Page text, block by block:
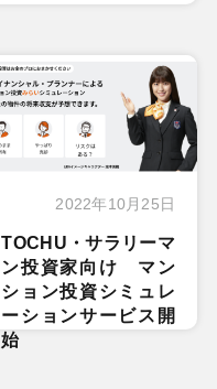
2022年10月25日
TOCHU・サラリーマ
ン投資家向け マン
ション投資シミュレ
ーションサービス開
始